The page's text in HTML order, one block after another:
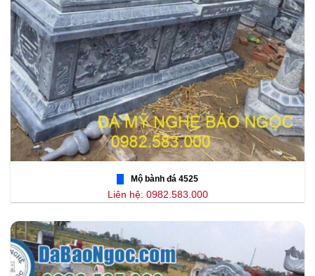
Mộ bành đá 4525
Liên hệ: 0982.583.000